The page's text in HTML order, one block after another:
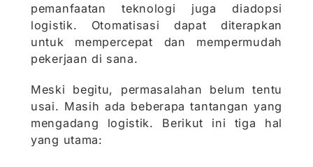
pemanfaatan teknologi juga diadopsi
logistik. Otomatisasi dapat diterapkan
untuk mempercepat dan mempermudah
pekerjaan di sana.
Meski begitu, permasalahan belum tentu
usai. Masih ada beberapa tantangan yang
mengadang logistik. Berikut ini tiga hal
yang utama: